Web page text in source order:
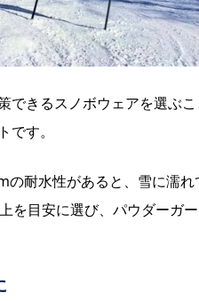
できるスノボウェアを選ぶ
です。
耐水性があると、雪に濡
を目安に選び、パウダーガ